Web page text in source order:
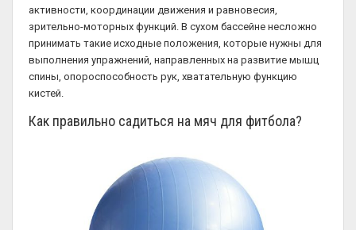
активности, координации движения и равновесия,
зрительно-моторных функций. В сухом бассейне несложно
принимать такие исходные положения, которые нужны для
выполнения упражнений, направленных на развитие мышц
спины, опороспособность рук, хватательную функцию
кистей.
Как правильно садиться на мяч для фитбола?